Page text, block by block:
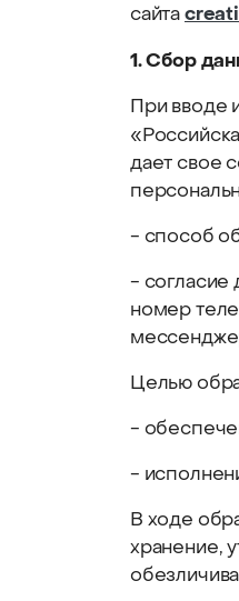
сайта
1. Сбор
При вводе
дает свое
- способ
- согласие
номер
Целью
-
-
В ходе
хранение,